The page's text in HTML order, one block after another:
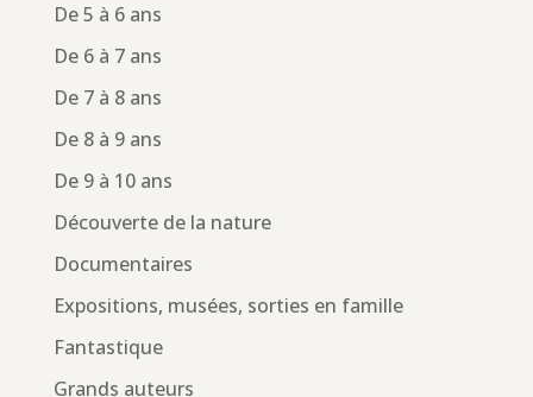
De 5 à 6 ans
De 6 à 7 ans
De 7 à 8 ans
De 8 à 9 ans
De 9 à 10 ans
Découverte de la nature
Documentaires
Expositions, musées, sorties en famille
Fantastique
Grands auteurs